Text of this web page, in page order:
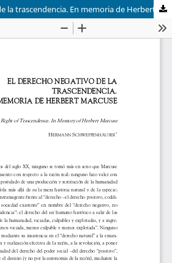
El derecho negativo de la trascendencia. En memoria de Herbert Marcuse